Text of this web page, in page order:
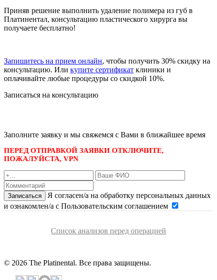
Приняв решение выполнить удаление полимера из губ в
Платинентал, консультацию пластического хирурга вы
получаете бесплатно!
Запишитесь на прием онлайн, чтобы получить 30% скидку на
консультацию. Или купите сертификат клиники и
оплачивайте любые процедуры со скидкой 10%.
Записаться на консультацию
Заполните заявку и мы свяжемся с Вами в ближайшее время
ПЕРЕД ОТПРАВКОЙ ЗАЯВКИ ОТКЛЮЧИТЕ,
ПОЖАЛУЙСТА, VPN
Записаться
Я согласен/а на обработку персональных данных
и ознакомлен/а с Пользовательским соглашением
Список анализов перед операцией
© 2026 The Platinental. Все права защищены.